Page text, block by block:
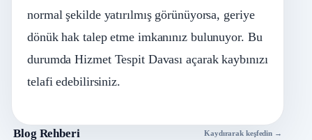
normal şekilde yatırılmış görünüyorsa, geriye
dönük hak talep etme imkanınız bulunuyor. Bu
durumda Hizmet Tespit Davası açarak kaybınızı
telafi edebilirsiniz.
Blog Rehberi Kaydırarak keşfedin →